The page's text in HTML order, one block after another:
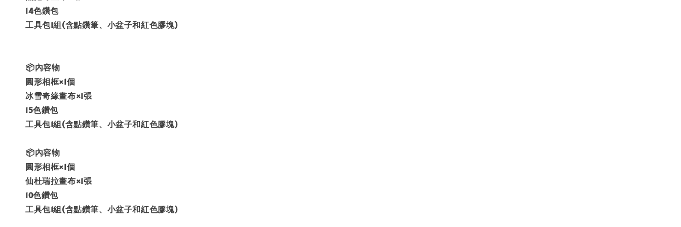
14色鑽包
工具包1組(含點鑽筆、小盆子和紅色膠塊)
📦內容物
圓形相框×1個
冰雪奇緣畫布×1張
15色鑽包
工具包1組(含點鑽筆、小盆子和紅色膠塊)
📦內容物
圓形相框×1個
仙杜瑞拉畫布×1張
10色鑽包
工具包1組(含點鑽筆、小盆子和紅色膠塊)